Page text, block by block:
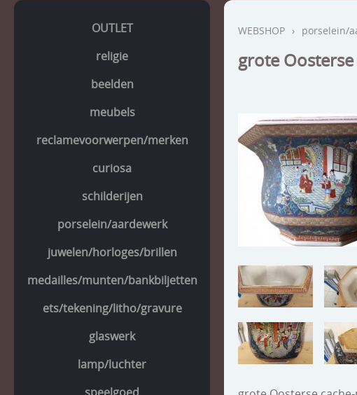
OUTLET
religie
beelden
meubels
reclamevoorwerpen/merken
curiosa
schilderijen
porselein/aardewerk
juwelen/horloges/brillen
medailles/munten/bankbiljetten
ets/tekening/litho/gravure
glaswerk
lamp/luchter
WEBSHOP › porselein/
grote